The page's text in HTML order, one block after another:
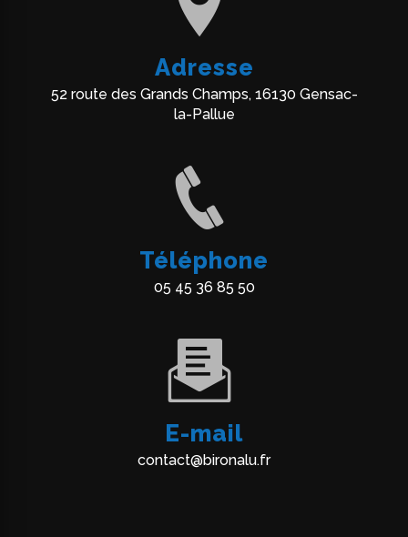
Adresse
52 route des Grands Champs, 16130 Gensac-
la-Pallue
Téléphone
05 45 36 85 50
E-mail
contact@bironalu.fr